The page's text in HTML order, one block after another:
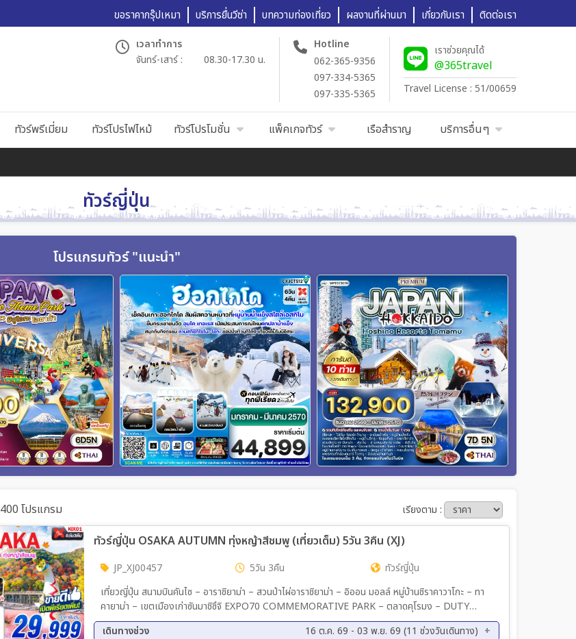
ขอราคากรุ๊ปเหมา บริการยื่นวีซ่า บทความท่องเที่ยว ผลงานที่ผ่านมา เกี่ยวกับเรา ติดต่อเรา
เวลาทำการ
จันทร์-เสาร์ :
08.30-17.30 น.
Hotline
062-365-9356
097-334-5365
097-335-5365
เราช่วยคุณได้
@365travel
Travel License : 51/00659
ทัวร์พรีเมี่ยม ทัวร์โปรไฟไหม้ ทัวร์โปรโมชั่น แพ็คเกจทัวร์ เรือสำราญ บริการอื่นๆ
ทัวร์ญี่ปุ่น
โปรแกรมทัวร์ "แนะนำ"
400 โปรแกรม เรียงตาม :
ทัวร์ญี่ปุ่น OSAKA AUTUMN ทุ่งหญ้าสีชมพู (เที่ยวเต็ม) 5วัน 3คืน (XJ)
JP_XJ00457 5วัน 3คืน
ทัวร์ญี่ปุ่น
เที่ยวญี่ปุ่น สนามบินคันไซ – อาราชิยาม่า – สวนป่าไผ่อาราชิยาม่า – อิออน มอลล์ หมู่บ้านชิราคาวาโกะ – ทา
คายาม่า – เขตเมืองเก่าซันมาชิซึจิ EXPO70 COMMEMORATIVE PARK – ตลาดคุโรมง – DUTY
FREE – ย่านชินไซบาชิ
เดินทางช่วง
16 ต.ค. 69 - 03 พ.ย. 69 (11 ช่วงวันเดินทาง)